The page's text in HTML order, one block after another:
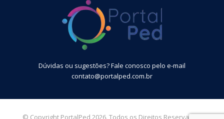
Dúvidas ou sugestões? Fale conosco pelo e-mail
contato@portalped.com.br
© Copyright PortalPed 2026. Todos os Direitos Reservados.